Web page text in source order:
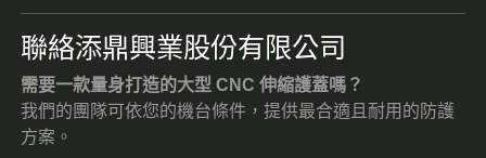
聯絡添鼎興業股份有限公司
需要一款量身打造的大型 CNC 伸縮護蓋嗎？
我們的團隊可依您的機台條件，提供最合適且耐用的防護
方案。